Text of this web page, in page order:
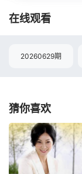
在线观看
20260629期
猜你喜欢